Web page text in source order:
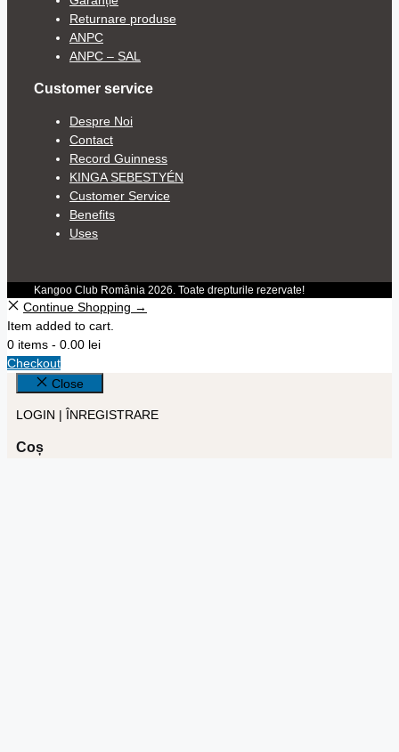
Returnare produse
ANPC
ANPC – SAL
Customer service
Despre Noi
Contact
Record Guinness
KINGA SEBESTYÉN
Customer Service
Benefits
Uses
Kangoo Club România 2026. Toate drepturile rezervate!
Continue Shopping →
Item added to cart.
0 items - 0.00 lei
Checkout
Close
LOGIN | ÎNREGISTRARE
Coș